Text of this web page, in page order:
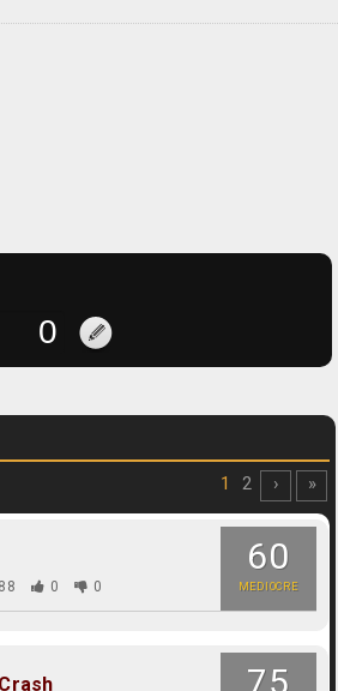
1 2 › »
60
MEDIOCRE
0 0
75